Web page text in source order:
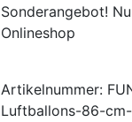
Sonderangebot!
Onlineshop
Artikelnummer:
Luftballons-86-